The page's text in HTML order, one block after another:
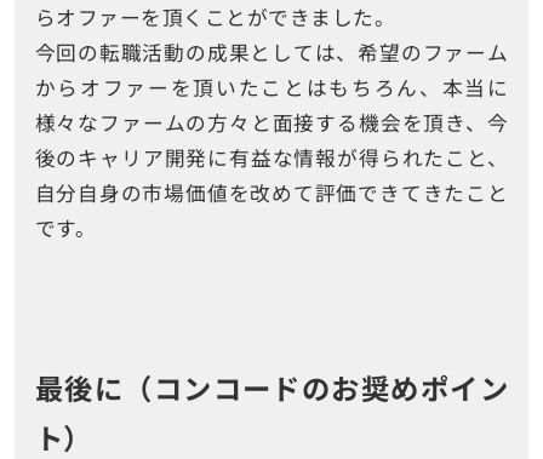
らオファーを頂くことができました。
今回の転職活動の成果としては、希望のファーム
からオファーを頂いたことはもちろん、本当に
様々なファームの方々と面接する機会を頂き、今
後のキャリア開発に有益な情報が得られたこと、
自分自身の市場価値を改めて評価できてきたこと
です。
最後に（コンコードのお奨めポイン
ト）